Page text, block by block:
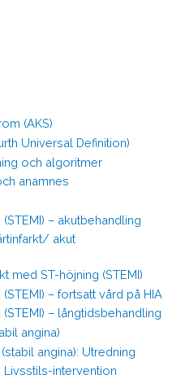
(AKS)
Universal Definition)
och algoritmer
anamnes
– akutbehandling
akut
med ST-höjning (STEMI)
– fortsatt vård på HIA
– långtidsbehandling
angina)
angina): Utredning
intervention